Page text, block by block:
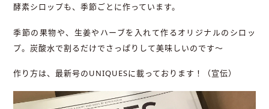
酵素シロップも、季節ごとに作っています。
季節の果物や、生姜やハーブを入れて作るオリジナルのシロッ
プ。炭酸水で割るだけでさっぱりして美味しいのです〜
作り方は、最新号のUNIQUESに載っております！（宣伝）